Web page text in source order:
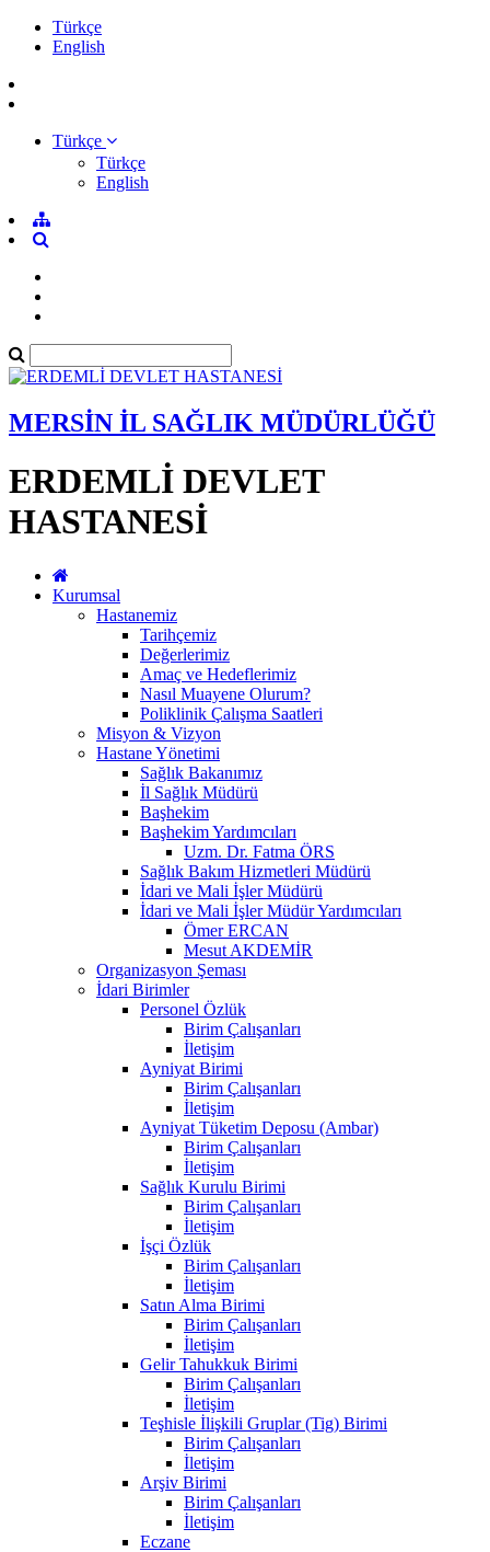
Türkçe
English
Türkçe
Türkçe
English
MERSİN İL SAĞLIK MÜDÜRLÜĞÜ
ERDEMLİ DEVLET
HASTANESİ
Kurumsal
Hastanemiz
Tarihçemiz
Değerlerimiz
Amaç ve Hedeflerimiz
Nasıl Muayene Olurum?
Poliklinik Çalışma Saatleri
Misyon & Vizyon
Hastane Yönetimi
Sağlık Bakanımız
İl Sağlık Müdürü
Başhekim
Başhekim Yardımcıları
Uzm. Dr. Fatma ÖRS
Sağlık Bakım Hizmetleri Müdürü
İdari ve Mali İşler Müdürü
İdari ve Mali İşler Müdür Yardımcıları
Ömer ERCAN
Mesut AKDEMİR
Organizasyon Şeması
İdari Birimler
Personel Özlük
Birim Çalışanları
İletişim
Ayniyat Birimi
Birim Çalışanları
İletişim
Ayniyat Tüketim Deposu (Ambar)
Birim Çalışanları
İletişim
Sağlık Kurulu Birimi
Birim Çalışanları
İletişim
İşçi Özlük
Birim Çalışanları
İletişim
Satın Alma Birimi
Birim Çalışanları
İletişim
Gelir Tahukkuk Birimi
Birim Çalışanları
İletişim
Teşhisle İlişkili Gruplar (Tig) Birimi
Birim Çalışanları
İletişim
Arşiv Birimi
Birim Çalışanları
İletişim
Eczane